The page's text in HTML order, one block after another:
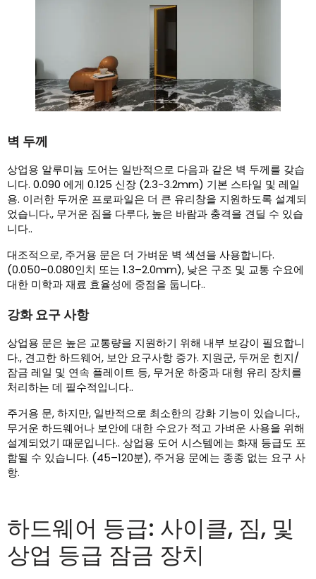
벽 두께
상업용 알루미늄 도어는 일반적으로 다음과 같은 벽 두께를 갖습
니다. 0.090 에게 0.125 신장 (2.3-3.2mm) 기본 스타일 및 레일
용. 이러한 두꺼운 프로파일은 더 큰 유리창을 지원하도록 설계되
었습니다., 무거운 짐을 다루다, 높은 바람과 충격을 견딜 수 있습
니다..
대조적으로, 주거용 문은 더 가벼운 벽 섹션을 사용합니다.
(0.050–0.080인치 또는 1.3–2.0mm), 낮은 구조 및 교통 수요에
대한 미학과 재료 효율성에 중점을 둡니다..
강화 요구 사항
상업용 문은 높은 교통량을 지원하기 위해 내부 보강이 필요합니
다., 견고한 하드웨어, 보안 요구사항 증가. 지원군, 두꺼운 힌지/
잠금 레일 및 연속 플레이트 등, 무거운 하중과 대형 유리 장치를
처리하는 데 필수적입니다..
주거용 문, 하지만, 일반적으로 최소한의 강화 기능이 있습니다.,
무거운 하드웨어나 보안에 대한 수요가 적고 가벼운 사용을 위해
설계되었기 때문입니다.. 상업용 도어 시스템에는 화재 등급도 포
함될 수 있습니다. (45–120분), 주거용 문에는 종종 없는 요구 사
항.
하드웨어 등급: 사이클, 짐, 및
상업 등급 잠금 장치